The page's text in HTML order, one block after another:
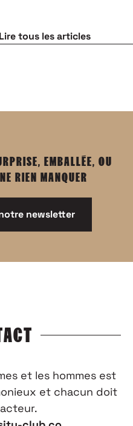
Lire tous les articles
EMBALLÉE, OU
RIEN MANQUER
newsletter
et les hommes est
et chacun doit